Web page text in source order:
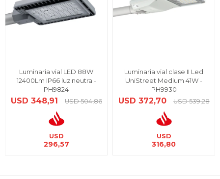
Luminaria vial LED 88W
12400Lm IP66 luz neutra -
PH9824
USD 348,91 USD 504,86
USD
296,57
Luminaria vial clase II Led
UniStreet Medium 41W -
PH9930
USD 372,70 USD 539,28
USD
316,80